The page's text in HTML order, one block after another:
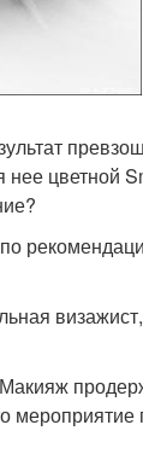
цветной